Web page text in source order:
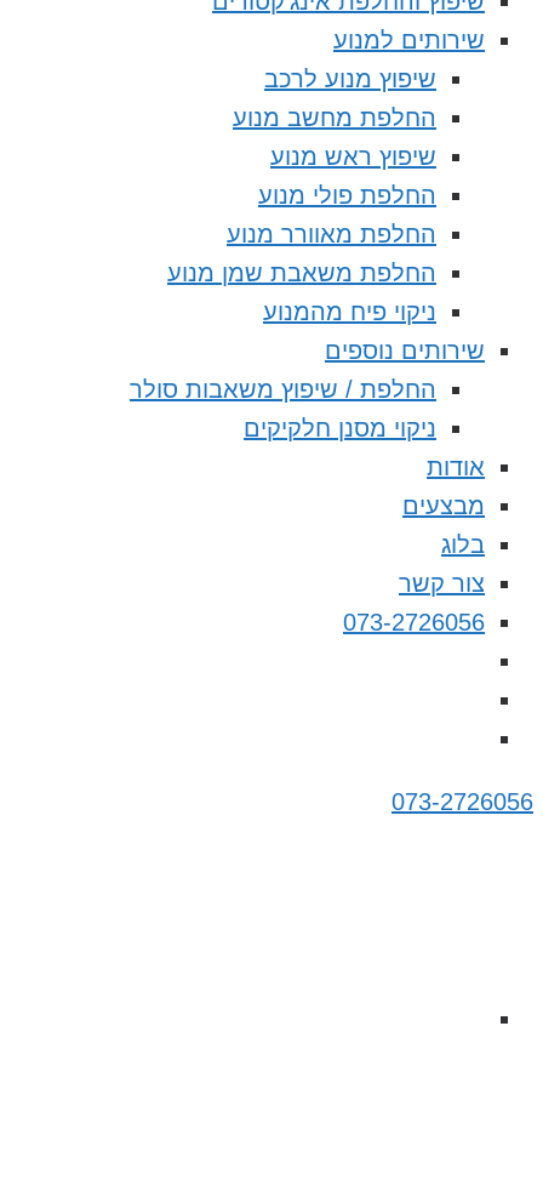
שירותים למנוע
שיפוץ מנוע לרכב
החלפת מחשב מנוע
שיפוץ ראש מנוע
החלפת פולי מנוע
החלפת מאוורר מנוע
החלפת משאבת שמן מנוע
ניקוי פיח מהמנוע
שירותים נוספים
החלפת / שיפוץ משאבות סולר
ניקוי מסנן חלקיקים
אודות
מבצעים
בלוג
צור קשר
073-2726056
073-2726056